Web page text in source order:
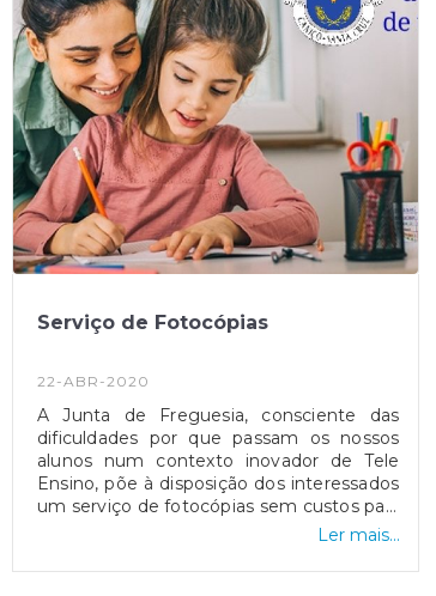
Serviço de Fotocópias
22-ABR-2020
A Junta de Freguesia, consciente das
dificuldades por que passam os nossos
alunos num contexto inovador de Tele
Ensino, põe à disposição dos interessados
um serviço de fotocópias sem custos para
os Encarregados de Educação. Com um
deverão enviar as fichas de trabalho para o
Ler mais...